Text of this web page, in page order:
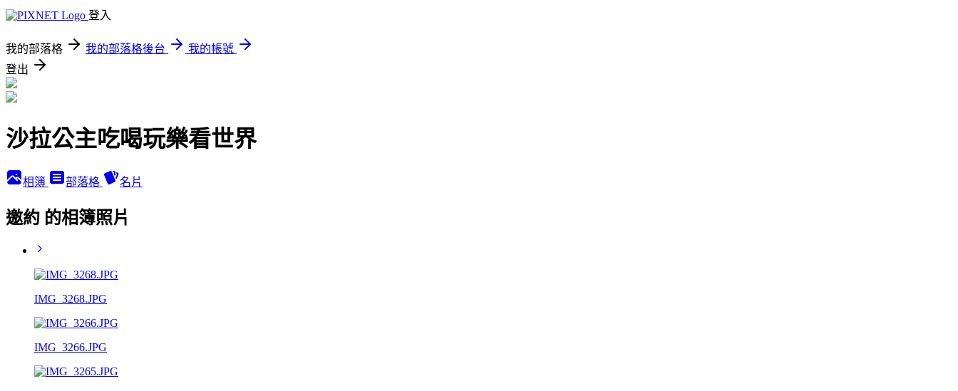
登入
我的部落格 我的部落格後台
我的帳號
登出
沙拉公主吃喝玩樂看世界
相簿 部落格 名片
邀約 的相簿照片
IMG_3268.JPG
IMG_3266.JPG